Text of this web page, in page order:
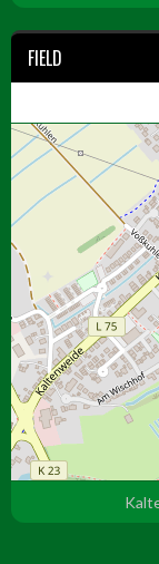
FIELD